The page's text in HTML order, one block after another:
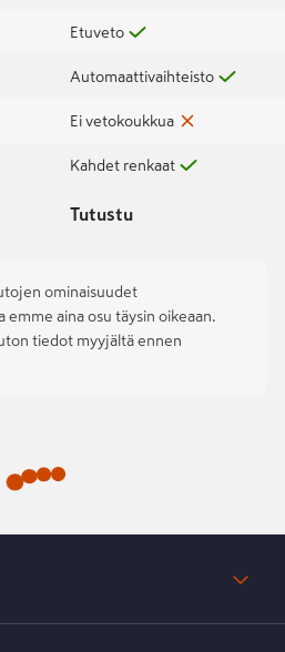
Etuveto
Automaattivaihteisto
Ei vetokoukkua
Kahdet renkaat
Tutustu
ominaisuudet
aina osu täysin oikeaan.
tiedot myyjältä ennen